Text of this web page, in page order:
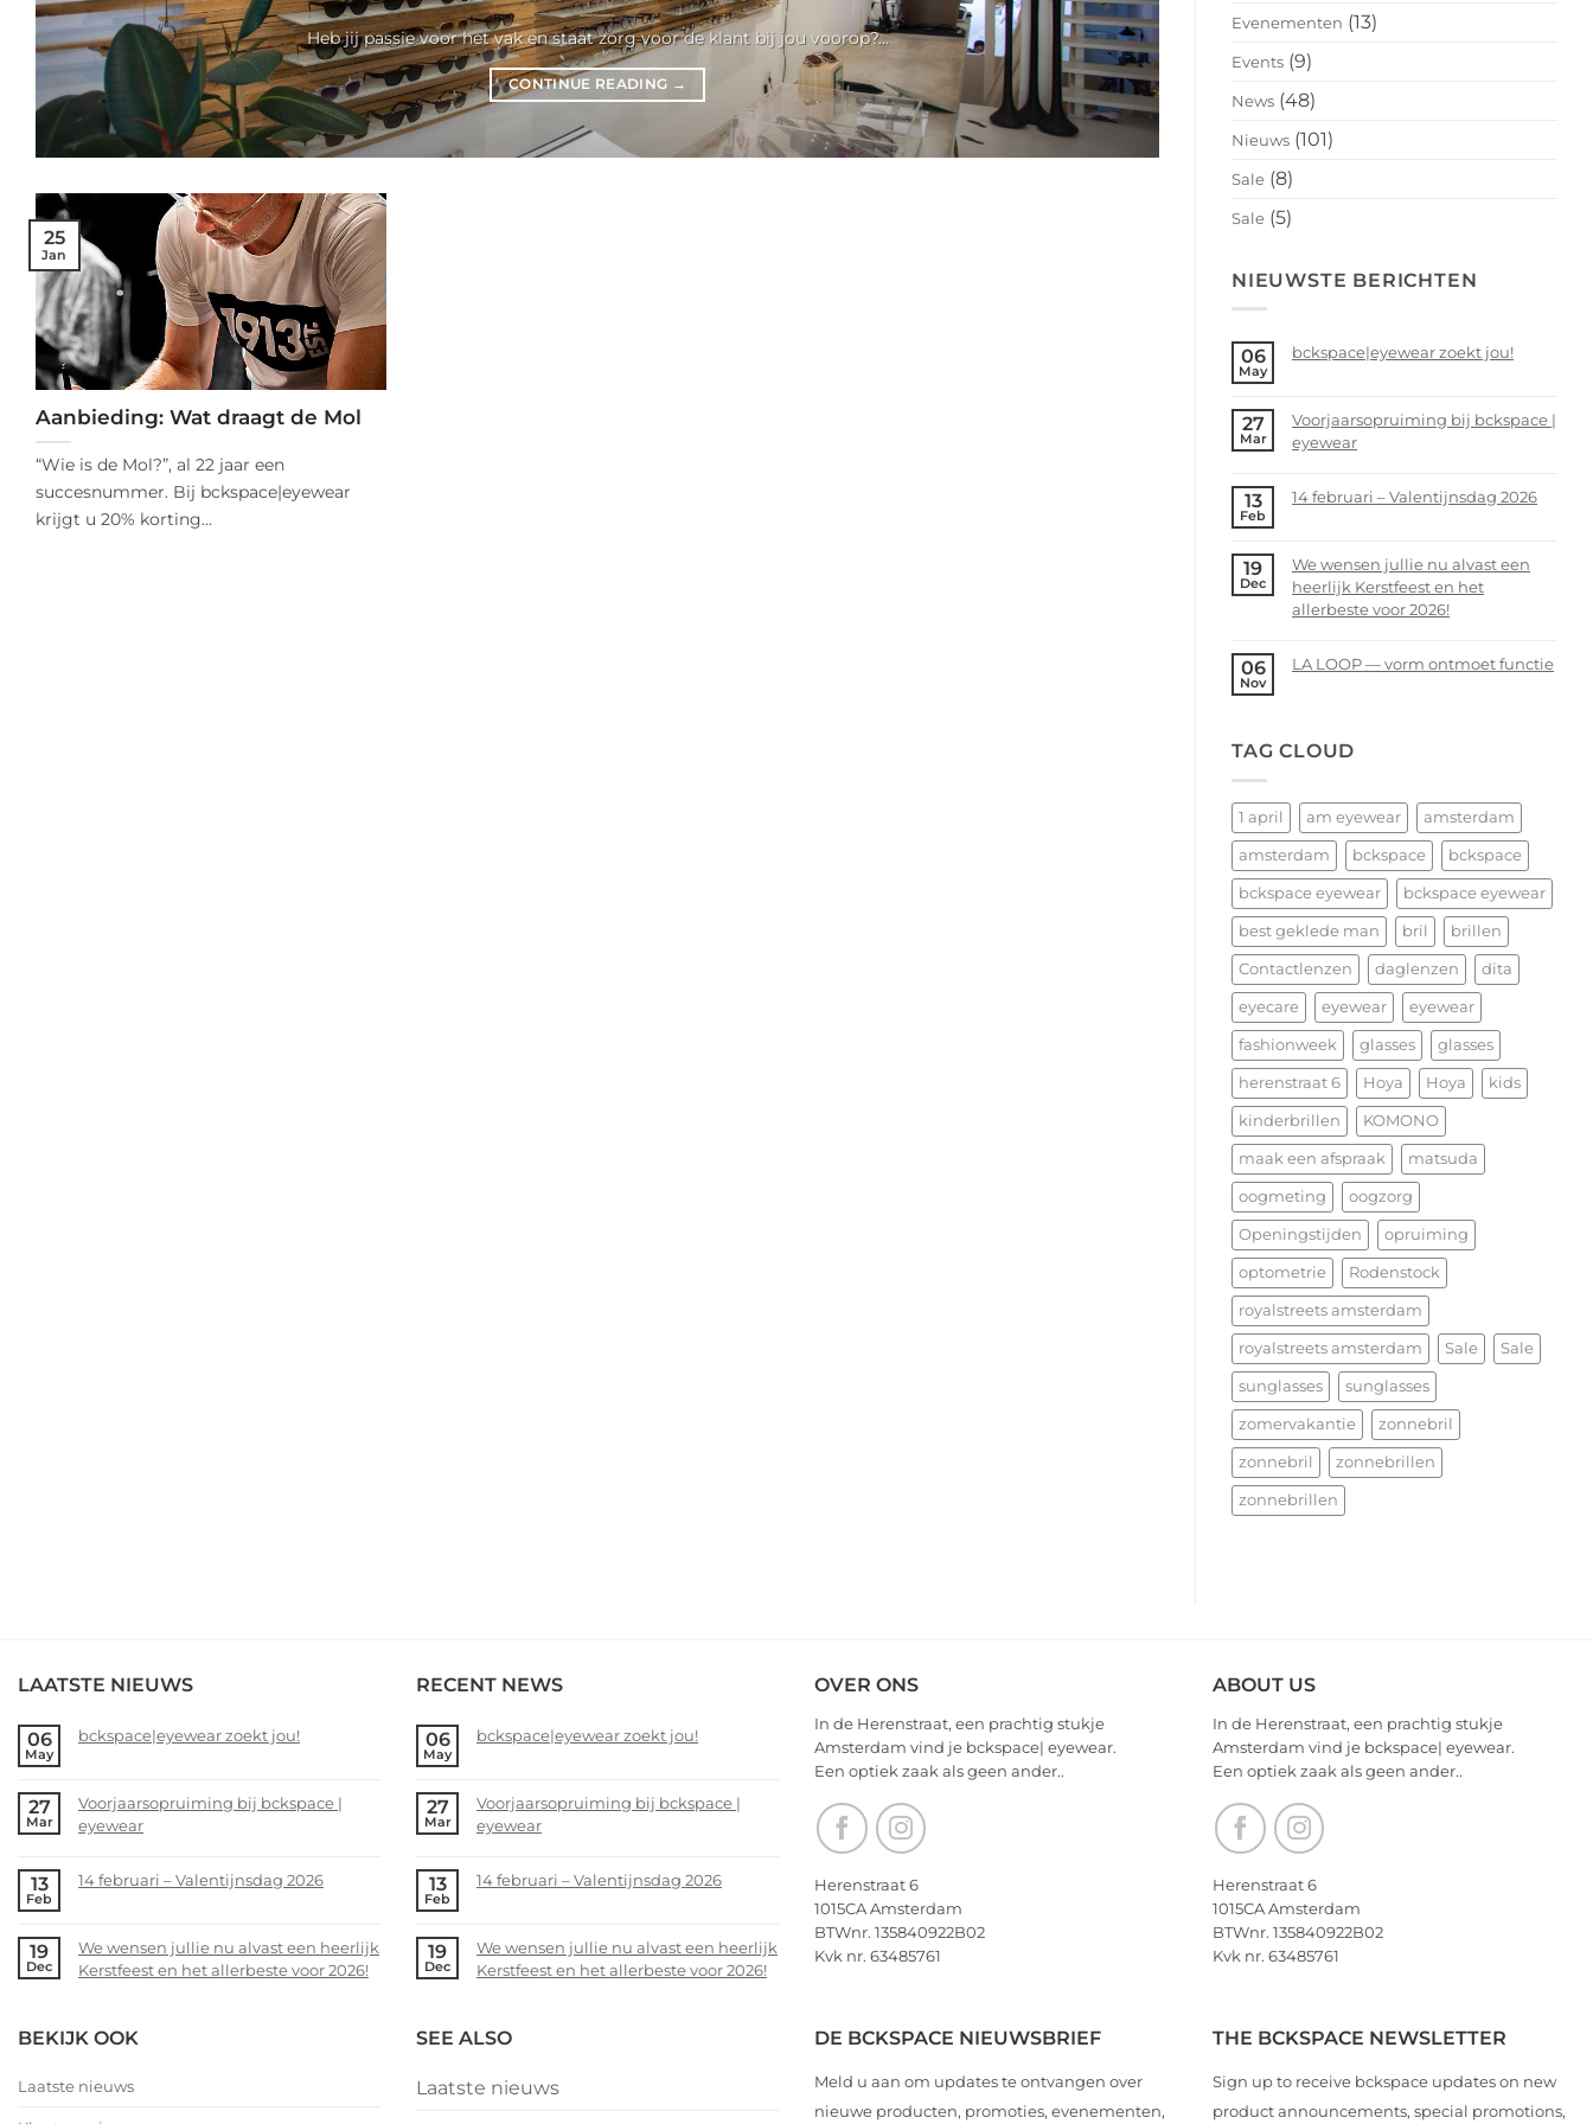
Heb jij passie voor het vak en staat zorg voor de klant bij jou voorop?...
CONTINUE READING →
Aanbieding: Wat draagt de Mol
“Wie is de Mol?”, al 22 jaar een
succesnummer. Bij bckspace|eyewear
krijgt u 20% korting...
25
Jan
Evenementen (13)
Events (9)
News (48)
Nieuws (101)
Sale (8)
Sale (5)
NIEUWSTE BERICHTEN
06
May
bckspace|eyewear zoekt jou!
on
bckspace|eyewear
jou!
27
Mar
Voorjaarsopruiming bij bckspace |
eyewear
Comments
bij
bckspace
|
13
Feb
14 februari – Valentijnsdag 2026
on
14
februari
Valentijnsdag
19
Dec
We wensen jullie nu alvast een
heerlijk Kerstfeest en het
allerbeste voor 2026!
Comments
jullie
een
heerlijk
Kerstfeest
en
het
allerbeste
voor
2026!
06
Nov
LA LOOP — vorm ontmoet functie
LA
—
vorm
ontmoet
functie
TAG CLOUD
1 april am eyewear amsterdam
amsterdam bckspace bckspace
bckspace eyewear bckspace eyewear
best geklede man bril brillen
Contactlenzen daglenzen dita
eyecare eyewear eyewear
fashionweek glasses glasses
herenstraat 6 Hoya Hoya kids
kinderbrillen KOMONO
maak een afspraak matsuda
oogmeting oogzorg
Openingstijden opruiming
optometrie Rodenstock
royalstreets amsterdam
royalstreets amsterdam Sale Sale
sunglasses sunglasses
zomervakantie zonnebril
zonnebril zonnebrillen
zonnebrillen
LAATSTE NIEUWS
06
May
bckspace|eyewear zoekt jou!
on
bckspace|eyewear
jou!
27
Mar
Voorjaarsopruiming bij bckspace |
eyewear
Comments
bij
bckspace
13
Feb
14 februari – Valentijnsdag 2026
on
14
Valentijnsdag
19
Dec
We wensen jullie nu alvast een heerlijk
Kerstfeest en het allerbeste voor 2026!
on
wensen
RECENT NEWS
06
May
bckspace|eyewear zoekt jou!
on
bckspace|eyewear
jou!
27
Mar
Voorjaarsopruiming bij bckspace |
eyewear
Comments
bij
bckspace
13
Feb
14 februari – Valentijnsdag 2026
on
14
Valentijnsdag
19
Dec
We wensen jullie nu alvast een heerlijk
Kerstfeest en het allerbeste voor 2026!
on
wensen
OVER ONS
In de Herenstraat, een prachtig stukje
Amsterdam vind je bckspace| eyewear.
Een optiek zaak als geen ander..
Herenstraat 6
1015CA Amsterdam
BTWnr. 135840922B02
Kvk nr. 63485761
ABOUT US
In de Herenstraat, een prachtig stukje
Amsterdam vind je bckspace| eyewear.
Een optiek zaak als geen ander..
Herenstraat 6
1015CA Amsterdam
BTWnr. 135840922B02
Kvk nr. 63485761
BEKIJK OOK
Laatste nieuws
SEE ALSO
Laatste nieuws
DE BCKSPACE NIEUWSBRIEF
Meld u aan om updates te ontvangen over
nieuwe producten, promoties, evenementen,
THE BCKSPACE NEWSLETTER
Sign up to receive bckspace updates on new
product announcements, special promotions,